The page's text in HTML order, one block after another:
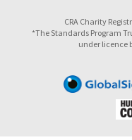
CRA Charity
*The Standards Program
under licence